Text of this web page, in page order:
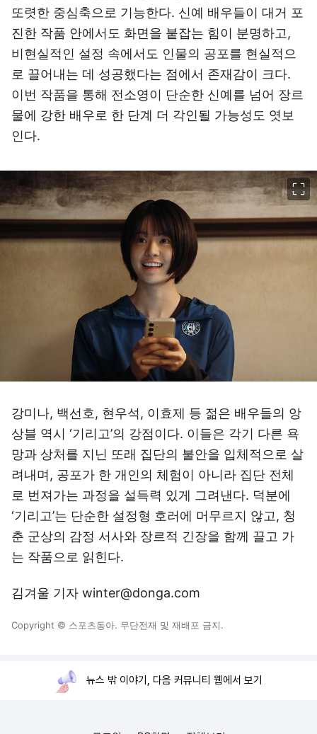
또렷한 중심축으로 기능한다. 신예 배우들이 대거 포
진한 작품 안에서도 화면을 붙잡는 힘이 분명하고,
비현실적인 설정 속에서도 인물의 공포를 현실적으
로 끌어내는 데 성공했다는 점에서 존재감이 크다.
이번 작품을 통해 전소영이 단순한 신예를 넘어 장르
물에 강한 배우로 한 단계 더 각인될 가능성도 엿보
인다.
강미나, 백선호, 현우석, 이효제 등 젊은 배우들의 앙
상블 역시 ‘기리고’의 강점이다. 이들은 각기 다른 욕
망과 상처를 지닌 또래 집단의 불안을 입체적으로 살
려내며, 공포가 한 개인의 체험이 아니라 집단 전체
로 번져가는 과정을 설득력 있게 그려낸다. 덕분에
‘기리고’는 단순한 설정형 호러에 머무르지 않고, 청
춘 군상의 감정 서사와 장르적 긴장을 함께 끌고 가
는 작품으로 읽힌다.
김겨울 기자 winter@donga.com
Copyright © 스포츠동아. 무단전재 및 재배포 금지.
뉴스 밖 이야기, 다음 커뮤니티 웹에서 보기